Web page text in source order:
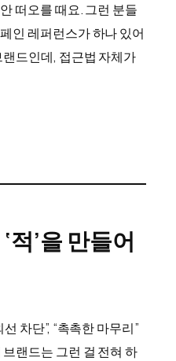
떠오를 때요. 그런 분들
인 레퍼런스가 하나 있어
드인데, 접근법 자체가
적’을 만들어
차단”, “촉촉한 마무리”
랜드는 그런 걸 전혀 하